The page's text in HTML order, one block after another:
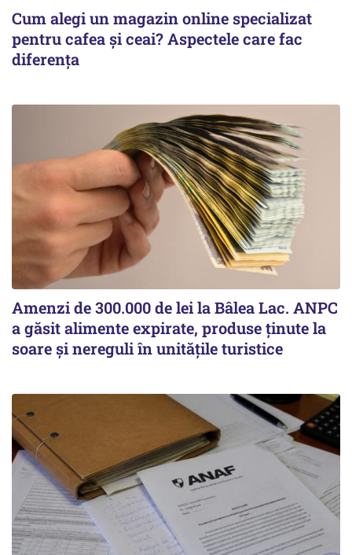
Cum alegi un magazin online specializat
pentru cafea și ceai? Aspectele care fac
diferența
Amenzi de 300.000 de lei la Bâlea Lac. ANPC
a găsit alimente expirate, produse ținute la
soare și nereguli în unitățile turistice